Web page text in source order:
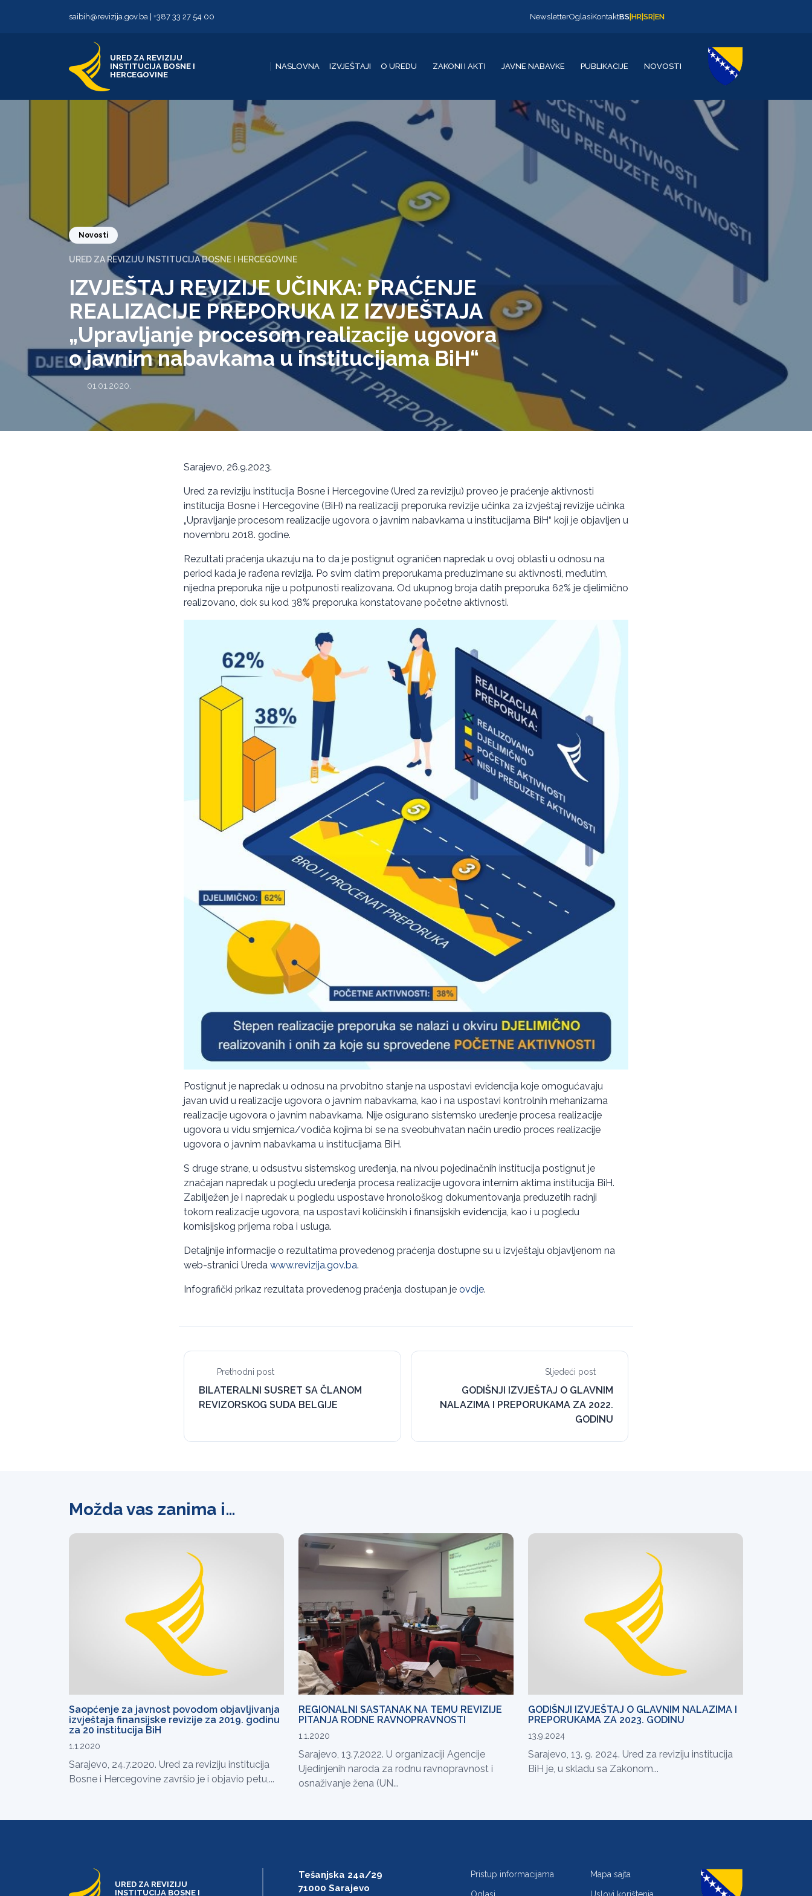
saibih@revizija.gov.ba +387 33 27 54 00 NewsletterOglasiKontaktBS HR SR EN
URED ZA REVIZIJU
INSTITUCIJA BOSNE I
HERCEGOVINE
NASLOVNA IZVJEŠTAJI O UREDU ZAKONI I AKTI JAVNE NABAVKE PUBLIKACIJE NOVOSTI
Novosti
URED ZA REVIZIJU INSTITUCIJA BOSNE I HERCEGOVINE
IZVJEŠTAJ REVIZIJE UČINKA: PRAĆENJE
REALIZACIJE PREPORUKA IZ IZVJEŠTAJA
„Upravljanje procesom realizacije ugovora
o javnim nabavkama u institucijama BiH“
01.01.2020.
Sarajevo, 26.9.2023.
Ured za reviziju institucija Bosne i Hercegovine (Ured za reviziju) proveo je praćenje aktivnosti
institucija Bosne i Hercegovine (BiH) na realizaciji preporuka revizije učinka za izvještaj revizije učinka
„Upravljanje procesom realizacije ugovora o javnim nabavkama u institucijama BiH“ koji je objavljen u
novembru 2018. godine.
Rezultati praćenja ukazuju na to da je postignut ograničen napredak u ovoj oblasti u odnosu na
period kada je rađena revizija. Po svim datim preporukama preduzimane su aktivnosti, međutim,
nijedna preporuka nije u potpunosti realizovana. Od ukupnog broja datih preporuka 62% je djelimično
realizovano, dok su kod 38% preporuka konstatovane početne aktivnosti.
Postignut je napredak u odnosu na prvobitno stanje na uspostavi evidencija koje omogućavaju
javan uvid u realizacije ugovora o javnim nabavkama, kao i na uspostavi kontrolnih mehanizama
realizacije ugovora o javnim nabavkama. Nije osigurano sistemsko uređenje procesa realizacije
ugovora u vidu smjernica/vodiča kojima bi se na sveobuhvatan način uredio proces realizacije
ugovora o javnim nabavkama u institucijama BiH.
S druge strane, u odsustvu sistemskog uređenja, na nivou pojedinačnih institucija postignut je
značajan napredak u pogledu uređenja procesa realizacije ugovora internim aktima institucija BiH.
Zabilježen je i napredak u pogledu uspostave hronološkog dokumentovanja preduzetih radnji
tokom realizacije ugovora, na uspostavi količinskih i finansijskih evidencija, kao i u pogledu
komisijskog prijema roba i usluga.
Detaljnije informacije o rezultatima provedenog praćenja dostupne su u izvještaju objavljenom na
web-stranici Ureda www.revizija.gov.ba.
Infografički prikaz rezultata provedenog praćenja dostupan je ovdje.
Prethodni post
BILATERALNI SUSRET SA ČLANOM
REVIZORSKOG SUDA BELGIJE
Sljedeći post
GODIŠNJI IZVJEŠTAJ O GLAVNIM
NALAZIMA I PREPORUKAMA ZA 2022.
GODINU
Možda vas zanima i…
Saopćenje za javnost povodom objavljivanja
izvještaja finansijske revizije za 2019. godinu
za 20 institucija BiH
1.1.2020
Sarajevo, 24.7.2020. Ured za reviziju institucija
Bosne i Hercegovine završio je i objavio petu,...
REGIONALNI SASTANAK NA TEMU REVIZIJE
PITANJA RODNE RAVNOPRAVNOSTI
1.1.2020
Sarajevo, 13.7.2022. U organizaciji Agencije
Ujedinjenih naroda za rodnu ravnopravnost i
osnaživanje žena (UN...
GODIŠNJI IZVJEŠTAJ O GLAVNIM NALAZIMA I
PREPORUKAMA ZA 2023. GODINU
13.9.2024
Sarajevo, 13. 9. 2024. Ured za reviziju institucija
BiH je, u skladu sa Zakonom...
URED ZA REVIZIJU
INSTITUCIJA BOSNE I
Tešanjska 24a/29
71000 Sarajevo
Pristup informacijama Mapa sajta